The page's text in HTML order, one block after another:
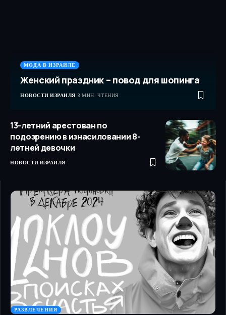
МОДА В ИЗРАИЛЕ
Женский праздник – повод для шопинга
НОВОСТИ ИЗРАИЛЯ 3 МИН. ЧТЕНИЯ
13-летний арестован по
подозрению в изнасиловании 8-
летней девочки
НОВОСТИ ИЗРАИЛЯ
РАЗВЛЕЧЕНИЯ